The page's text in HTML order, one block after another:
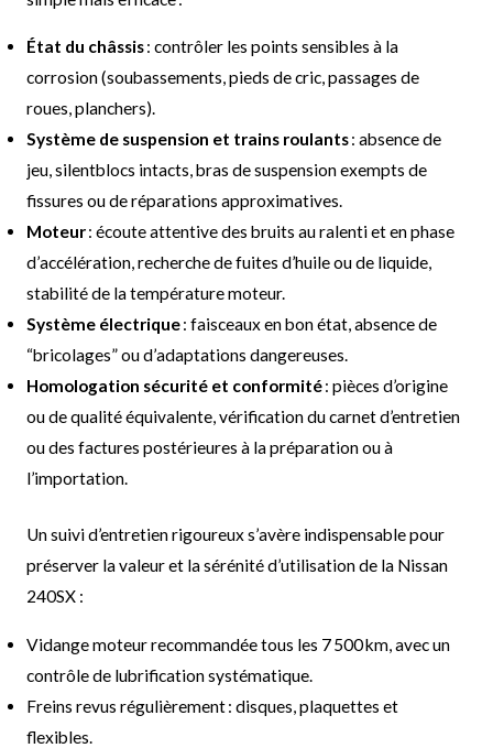
État du châssis: contrôler les points sensibles à la
corrosion (soubassements, pieds de cric, passages de
roues, planchers).
Système de suspension et trains roulants: absence de
jeu, silentblocs intacts, bras de suspension exempts de
fissures ou de réparations approximatives.
Moteur: écoute attentive des bruits au ralenti et en phase
d’accélération, recherche de fuites d’huile ou de liquide,
stabilité de la température moteur.
Système électrique: faisceaux en bon état, absence de
“bricolages” ou d’adaptations dangereuses.
Homologation sécurité et conformité: pièces d’origine
ou de qualité équivalente, vérification du carnet d’entretien
ou des factures postérieures à la préparation ou à
l’importation.
Un suivi d’entretien rigoureux s’avère indispensable pour
préserver la valeur et la sérénité d’utilisation de la Nissan
240SX :
Vidange moteur recommandée tous les 7 500 km, avec un
contrôle de lubrification systématique.
Freins revus régulièrement : disques, plaquettes et
flexibles.